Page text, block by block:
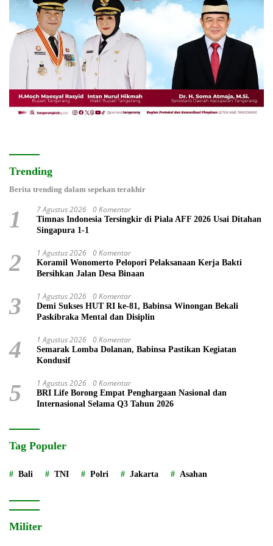
Trending
Berita trending dalam sepekan terakhir
1 7 Agustus 2026 0 Komentar
Timnas Indonesia Tersingkir di Piala AFF 2026 Usai Ditahan
Singapura 1-1
2 1 Agustus 2026 0 Komentar
Koramil Wonomerto Pelopori Pelaksanaan Kerja Bakti
Bersihkan Jalan Desa Binaan
3 1 Agustus 2026 0 Komentar
Demi Sukses HUT RI ke-81, Babinsa Winongan Bekali
Paskibraka Mental dan Disiplin
4 1 Agustus 2026 0 Komentar
Semarak Lomba Dolanan, Babinsa Pastikan Kegiatan
Kondusif
5 1 Agustus 2026 0 Komentar
BRI Life Borong Empat Penghargaan Nasional dan
Internasional Selama Q3 Tahun 2026
Tag Populer
Bali TNI Polri Jakarta Asahan
Militer